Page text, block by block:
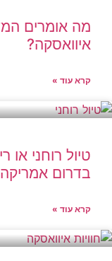
מה אומרים
איוואסקה?
קרא עוד »
טיול רוחני או
בדרום אמריקה
קרא עוד »